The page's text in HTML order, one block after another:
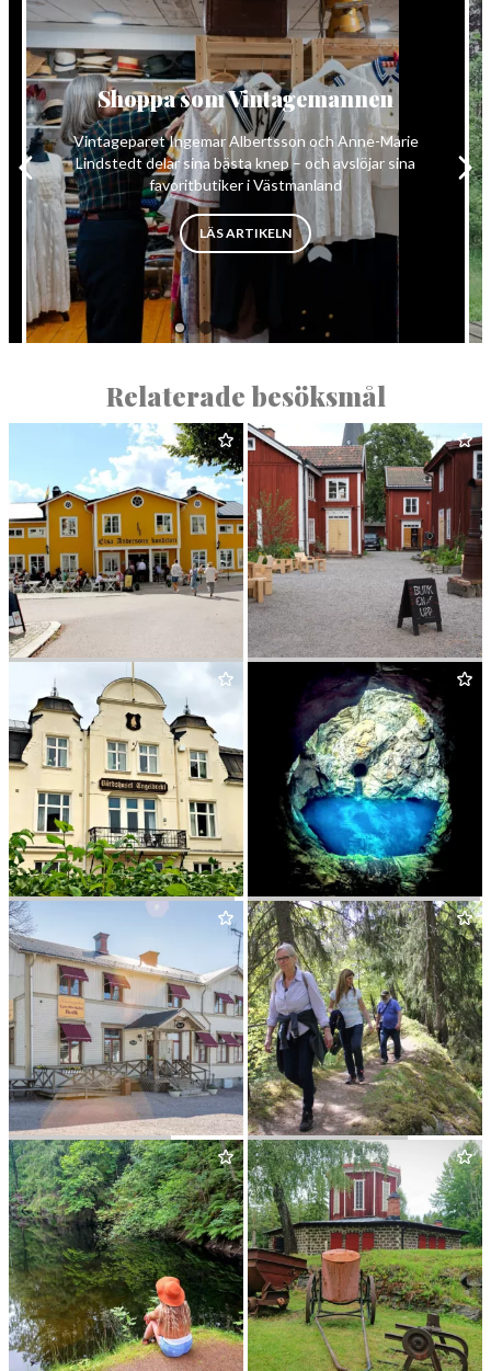
Shoppa som Vintagemannen
Vintageparet Ingemar Albertsson och Anne-Marie
Lindstedt delar sina bästa knep – och avslöjar sina
favoritbutiker i Västmanland
LÄS ARTIKELN”SHOPPA SOM
Relaterade besöksmål
ELSA ANDER­SONS
KONDITORI
ABRA­HAMS­GÅR­DEN
I NORBERG
VÄRD­SHUSET ENGELBREKT BLÅ GROT­TAN I KLACKBERG
KLOCKARGÅR­DEN NOR­BERGSLE­DEN